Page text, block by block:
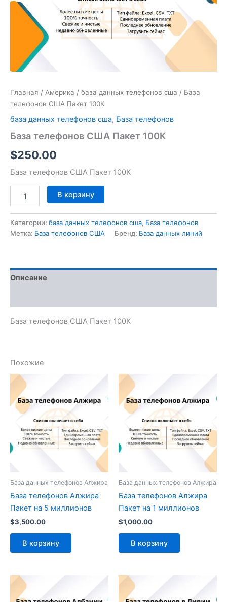
Главная / Америка / база данных телефонов сша / База
телефонов США Пакет 100К
база данных телефонов сша, База телефонов
База телефонов США Пакет 100К
$250.00
База телефонов США Пакет 100К
В корзину
Категории: база данных телефонов сша, База телефонов
Метка: База телефонов США Бренд: База данных линий
Описание
База телефонов США Пакет 100К
Похожие
База данных телефонов Алжира
База телефонов Алжира
Пакет на 5 миллионов
$3,500.00
В корзину
База данных телефонов Алжира
База телефонов Алжира
Пакет на 1 миллионов
$1,000.00
В корзину